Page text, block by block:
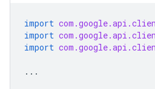
import
import
import
...